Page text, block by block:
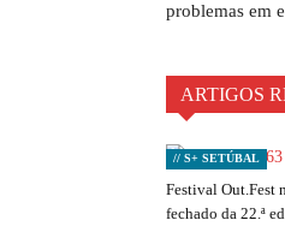
problemas em
ARTIGOS
// S+ SETÚBAL
Festival Out.Fest
fechado da 22.ª